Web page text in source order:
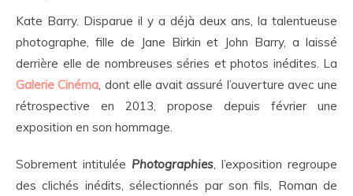
Kate Barry. Disparue il y a déjà deux ans, la talentueuse
photographe, fille de Jane Birkin et John Barry, a laissé
derrière elle de nombreuses séries et photos inédites. La
Galerie Cinéma, dont elle avait assuré l’ouverture avec une
rétrospective en 2013, propose depuis février une
exposition en son hommage.
Sobrement intitulée Photographies, l’exposition regroupe
des clichés inédits, sélectionnés par son fils, Roman de